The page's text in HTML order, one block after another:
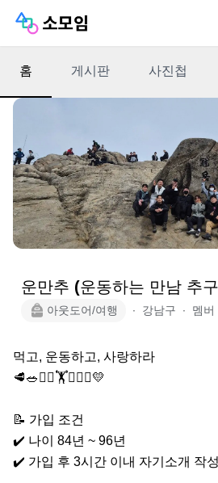
홈 게시판 사진첩
운만추 (운동하는 만남 추
아웃도어/여행 ∙ 강남구 ∙ 멤버
먹고, 운동하고, 사랑하라
🥩🥗🏃‍♀️🏋👩‍❤️‍👨💛
📝 가입 조건
✔️ 나이 84년 ~ 96년
✔️ 가입 후 3시간 이내 자기소개 작